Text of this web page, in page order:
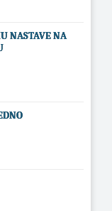
NASTAVE NA